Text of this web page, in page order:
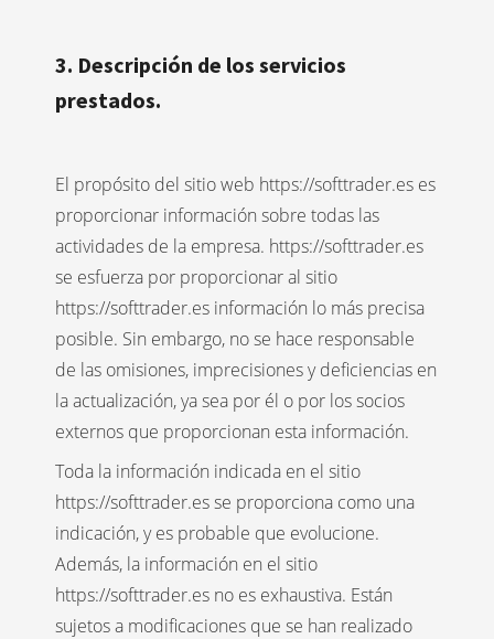
3. Descripción de los servicios
prestados.
El propósito del sitio web https://softtrader.es es
proporcionar información sobre todas las
actividades de la empresa. https://softtrader.es
se esfuerza por proporcionar al sitio
https://softtrader.es información lo más precisa
posible. Sin embargo, no se hace responsable
de las omisiones, imprecisiones y deficiencias en
la actualización, ya sea por él o por los socios
externos que proporcionan esta información.
Toda la información indicada en el sitio
https://softtrader.es se proporciona como una
indicación, y es probable que evolucione.
Además, la información en el sitio
https://softtrader.es no es exhaustiva. Están
sujetos a modificaciones que se han realizado